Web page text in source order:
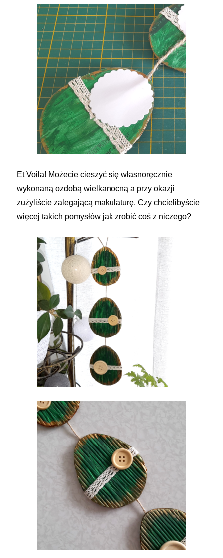
Et Voila! Możecie cieszyć się własnoręcznie
wykonaną ozdobą wielkanocną a przy okazji
zużyliście zalegającą makulaturę. Czy chcielibyście
więcej takich pomysłów jak zrobić coś z niczego?